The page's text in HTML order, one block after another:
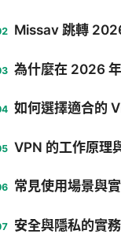
Missav 跳轉
為什麼在 2026
如何選擇適合的
VPN 的工作原理
常見使用場景與實
安全與隱私的實